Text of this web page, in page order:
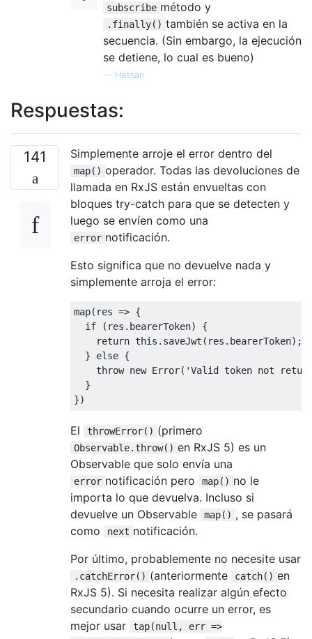
subscribe método y
.finally() también se activa en la
secuencia. (Sin embargo, la ejecución
se detiene, lo cual es bueno)
— Hassan
Respuestas:
141 Simplemente arroje el error dentro del
map() operador. Todas las devoluciones de
llamada en RxJS están envueltas con
bloques try-catch para que se detecten y
luego se envíen como una
error notificación.
Esto significa que no devuelve nada y
simplemente arroja el error:
map( res => {
if (res.bearerToken) {
return this .saveJwt(res.bearerToken);
  }
else {
throw new Error( 'Valid token not
  }
El throwError() (primero
Observable.throw() en RxJS 5) es un
Observable que solo envía una
error notificación pero map() no le
importa lo que devuelva. Incluso si
devuelve un Observable
map() , se pasará
como
next notificación.
Por último, probablemente no necesite usar
.catchError() (anteriormente catch() en
RxJS 5). Si necesita realizar algún efecto
secundario cuando ocurre un error, es
mejor usar
tap(null, err =>